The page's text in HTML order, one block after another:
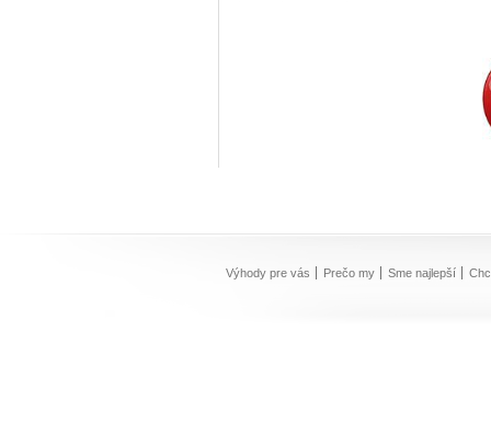
Výhody pre vás Prečo my Sme najlepší